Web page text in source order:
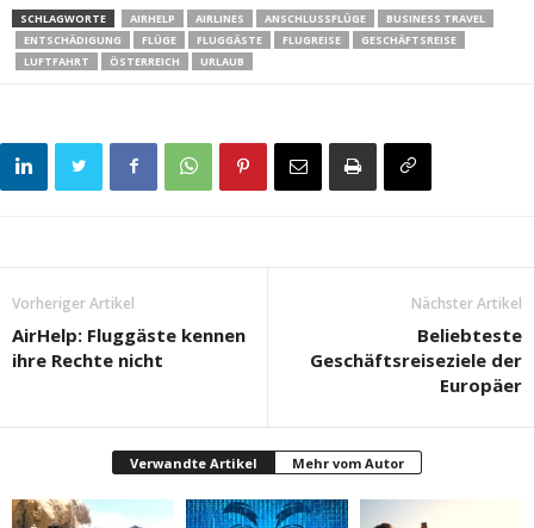
SCHLAGWORTE AIRHELP AIRLINES ANSCHLUSSFLÜGE
BUSINESS TRAVEL
ENTSCHÄDIGUNG
FLÜGE FLUGGÄSTE FLUGREISE
GESCHÄFTSREISE
LUFTFAHRT
ÖSTERREICH URLAUB
Vorheriger Artikel
AirHelp: Fluggäste kennen
ihre Rechte nicht
Nächster Artikel
Beliebteste
Geschäftsreiseziele der
Europäer
Verwandte Artikel Mehr vom Autor